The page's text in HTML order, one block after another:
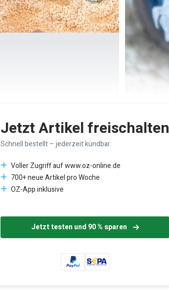
Jetzt Artikel freischalten
Schnell bestellt – jederzeit kündbar.
Voller Zugriff auf www.oz-online.de
700+ neue Artikel pro Woche
OZ-App inklusive
Jetzt testen und 90 % sparen